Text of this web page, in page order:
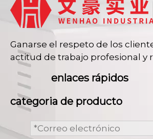
Ganarse el respeto de los
actitud de trabajo profesional y
enlaces rápidos
categoria de producto